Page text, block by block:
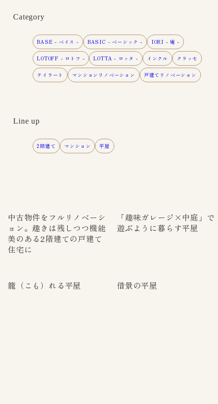
Category
BASE - ベイス - BASIC - ベーシック - IORI - 庵 -
LOTOFF - ロトフ - LOTTA - ロッタ - インクル クラッセ
テイラート マンションリノベーション 戸建てリノベーション
Line up
2階建て マンション 平屋
中古物件をフルリノベーシ
ョン。趣きは残しつつ機能
美のある2階建ての戸建て
住宅に
「趣味ガレージ×中庭」で
遊ぶように暮らす平屋
籠（こも）れる平屋 借景の平屋